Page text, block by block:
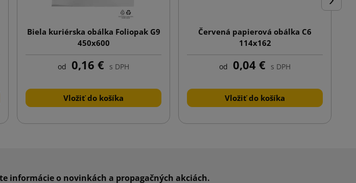
Ďalej
Biela kuriérska obálka Foliopak G9
450x600
od 0,16 € s DPH
Vložiť do košíka
Červená papierová obálka C6
114x162
od 0,04 € s DPH
Vložiť do košíka
informácie o novinkách a propagačných akciách.